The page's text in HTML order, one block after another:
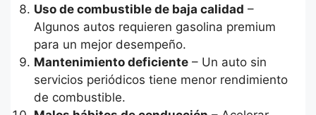
Uso de combustible de baja calidad –
Algunos autos requieren gasolina premium
para un mejor desempeño.
Mantenimiento deficiente– Un auto sin
servicios periódicos tiene menor rendimiento
de combustible.